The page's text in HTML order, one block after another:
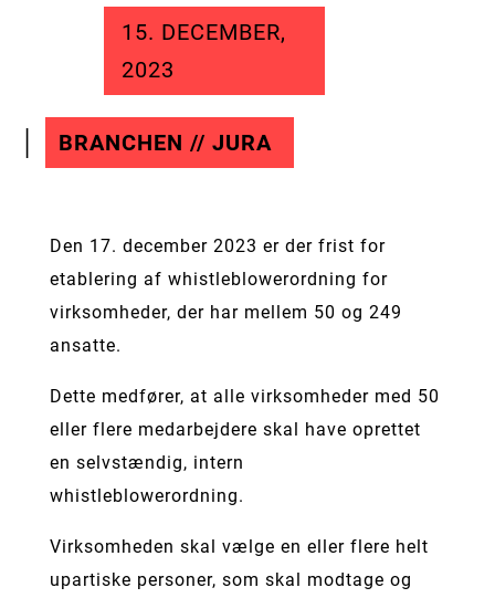
15. DECEMBER,
2023
BRANCHEN // JURA
Den 17. december 2023 er der frist for
etablering af whistleblowerordning for
virksomheder, der har mellem 50 og 249
ansatte.
Dette medfører, at alle virksomheder med 50
eller flere medarbejdere skal have oprettet
en selvstændig, intern
whistleblowerordning.
Virksomheden skal vælge en eller flere helt
upartiske personer, som skal modtage og